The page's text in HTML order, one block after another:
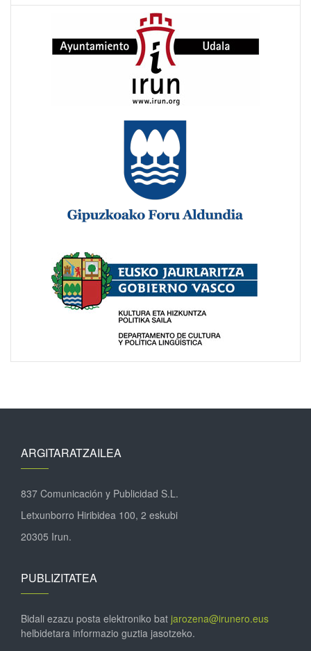
ARGITARATZAILEA
837 Comunicación y Publicidad S.L.
Letxunborro Hiribidea 100, 2 eskubi
20305 Irun.
PUBLIZITATEA
Bidali ezazu posta elektroniko bat jarozena@irunero.eus
helbidetara informazio guztia jasotzeko.